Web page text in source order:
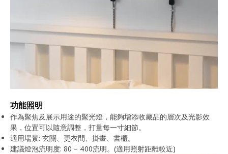
功能照明
作為聚焦及展示用途的聚光燈，能夠增添收藏品的層次及光影效
果，位置可以隨意調整，打量每一寸細節。
適用場景: 玄關、更衣間、掛畫、書櫃。
建議燈泡流明度: 80 – 400流明。(適用照射距離較近)